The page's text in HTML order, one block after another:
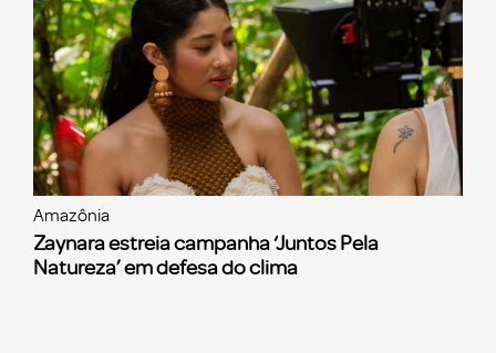
Amazônia
Zaynara estreia campanha ‘Juntos Pela
Natureza’ em defesa do clima